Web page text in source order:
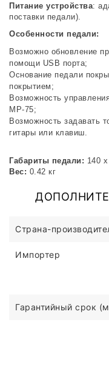
Питание устройства:
поставки педали).
Особенности педали:
Возможно обновление
помощи USB порта;
Основание педали
покрытием;
Возможность
MP-75;
Возможность задавать
гитары или клавиш.
Габариты педали: 140
Вес: 0.42 кг
Страна-
Импортер
Гарантийный срок